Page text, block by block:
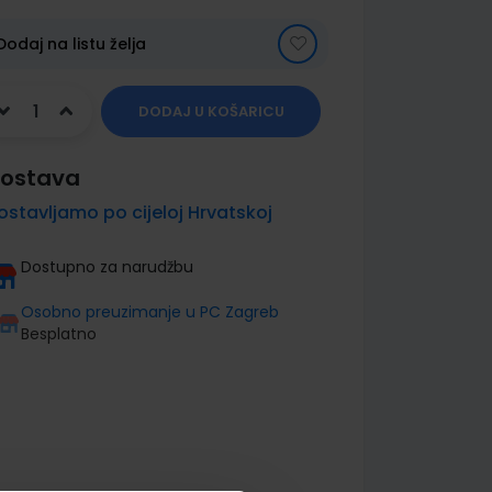
na listu želja
DODAJ U KOŠARICU
po cijeloj Hrvatskoj
Dostupno za narudžbu
Osobno preuzimanje u PC Zagreb
Besplatno